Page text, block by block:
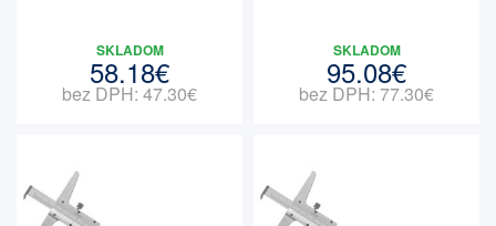
SKLADOM
58.18€
bez DPH: 47.30€
SKLADOM
95.08€
bez DPH: 77.30€